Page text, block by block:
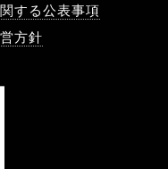
する公表事項
方針